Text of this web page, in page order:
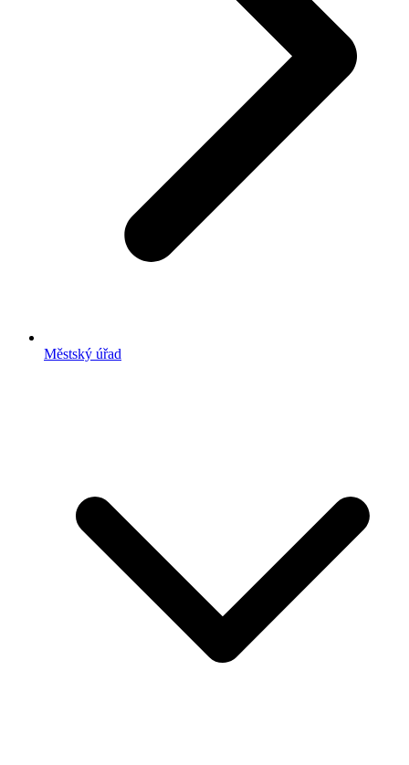
Městský úřad